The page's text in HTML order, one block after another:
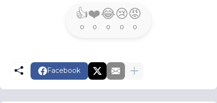
👍
0
❤️
0
😂
0
😢
0
😡
0
Facebook